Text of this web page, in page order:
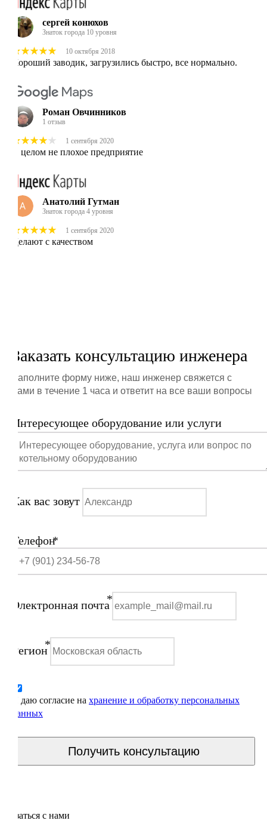
сергей конюхов
Знаток города 10 уровня
10 октября 2018
Хороший заводик, загрузились быстро, все нормально.
Анатолий Гутман
Знаток города 4 уровня
1 сентября 2020
Делают с качеством
Роман Овчинников
1 отзыв
1 сентября 2020
В целом не плохое предприятие
Заказать консультацию инженера
Заполните форму ниже, наш инженер свяжется с
вами в течение 1 часа и ответит на все ваши вопросы
Интересующее оборудование или услуги
Как вас зовут
Телефон*
Электронная почта*
Регион*
Я даю согласие на хранение и обработку персональных
данных
Получить консультацию
Связаться с нами